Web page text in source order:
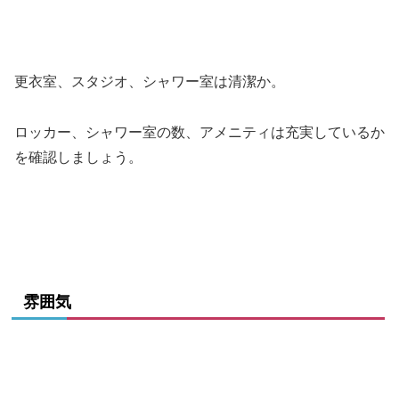
更衣室、スタジオ、シャワー室は清潔か。
ロッカー、シャワー室の数、アメニティは充実しているか
を確認しましょう。
雰囲気